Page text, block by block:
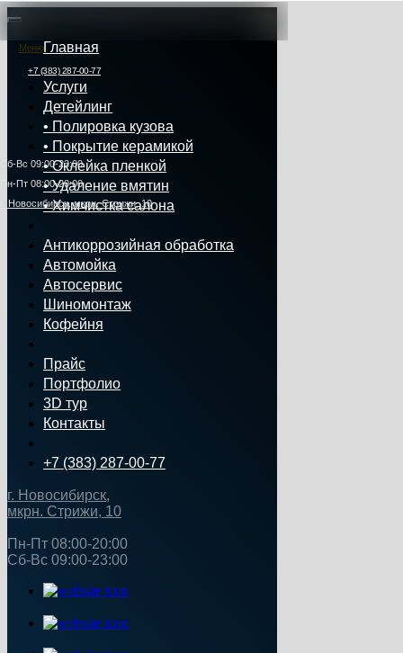
Меню
+7 (383) 287-00-77
Сб‑Вс 09:00‑23:00
Пн‑Пт 08:00-20:00
г. Новосибирск, мкрн. Стрижи, 10
Главная
Услуги
Детейлинг
• Полировка кузова
• Покрытие керамикой
• Оклейка пленкой
• Удаление вмятин
• Химчистка салона
Антикоррозийная обработка
Автомойка
Автосервис
Шиномонтаж
Кофейня
Прайс
Портфолио
3D тур
Контакты
+7 (383) 287-00-77
г. Новосибирск,
мкрн. Стрижи, 10
Пн‑Пт 08:00-20:00
Сб‑Вс 09:00‑23:00